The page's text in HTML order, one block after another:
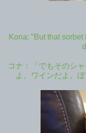
Kona: "But that
コナ：「でもそのシ
よ。ワインだよ。